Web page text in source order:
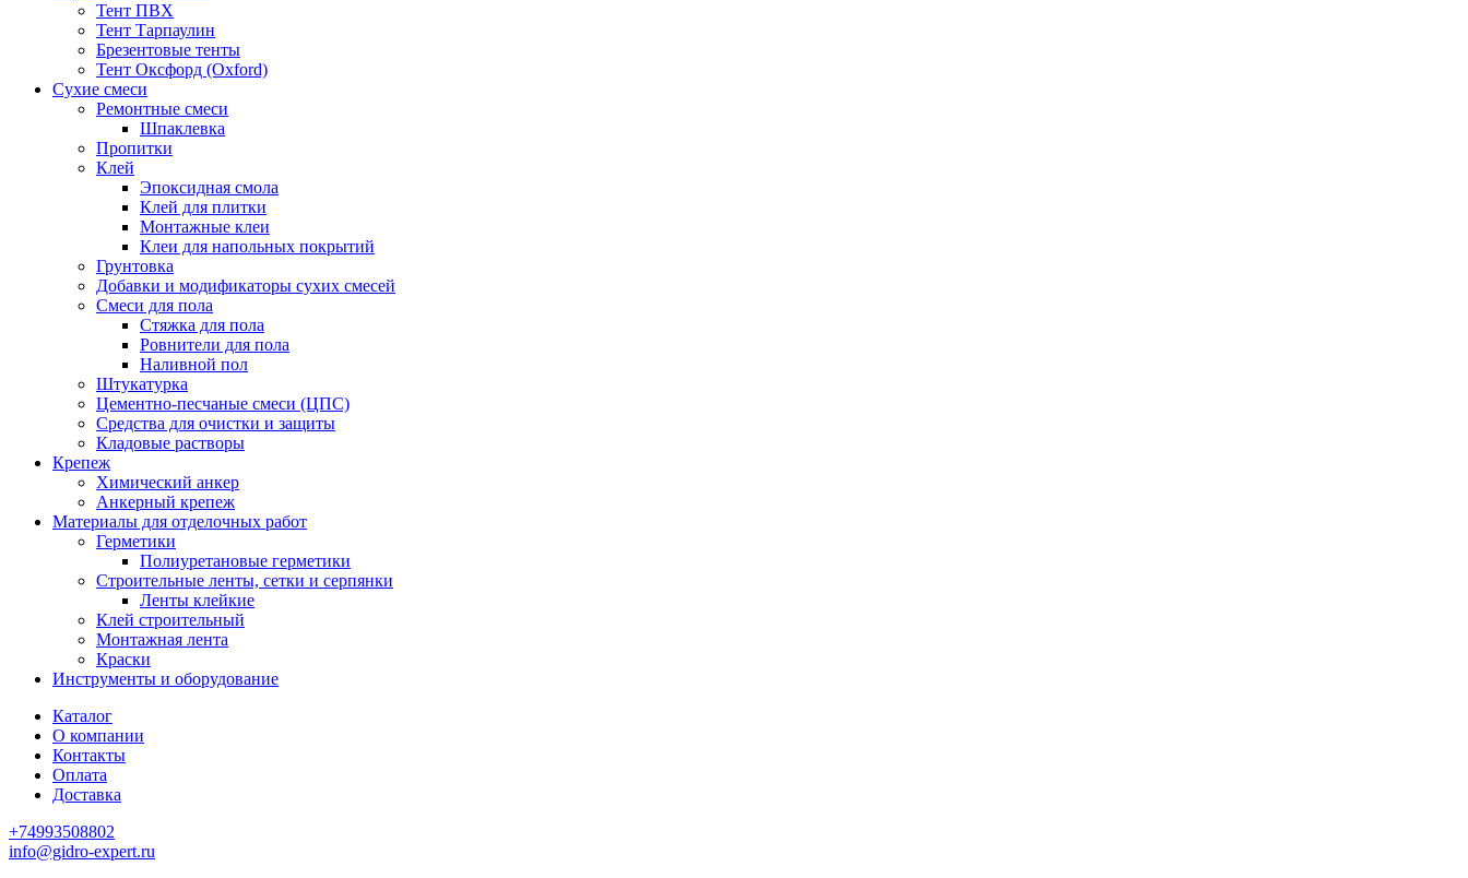
Тент ПВХ
Тент Тарпаулин
Брезентовые тенты
Тент Оксфорд (Oxford)
Сухие смеси
Ремонтные смеси
Шпаклевка
Пропитки
Клей
Эпоксидная смола
Клей для плитки
Монтажные клеи
Клеи для напольных покрытий
Грунтовка
Добавки и модификаторы сухих смесей
Смеси для пола
Стяжка для пола
Ровнители для пола
Наливной пол
Штукатурка
Цементно-песчаные смеси (ЦПС)
Средства для очистки и защиты
Кладовые растворы
Крепеж
Химический анкер
Анкерный крепеж
Материалы для отделочных работ
Герметики
Полиуретановые герметики
Строительные ленты, сетки и серпянки
Ленты клейкие
Клей строительный
Монтажная лента
Краски
Инструменты и оборудование
Каталог
О компании
Контакты
Оплата
Доставка
+74993508802
info@gidro-expert.ru